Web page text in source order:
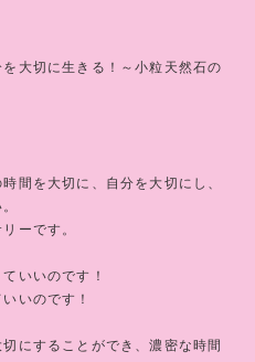
大切に生きる！～小粒天然石の
間を大切に、自分を大切にし、
ーです。
いいのです！
いのです！
にすることができ、濃密な時間